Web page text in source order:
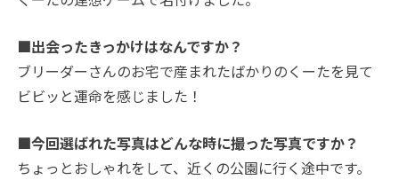
■出会ったきっかけはなんですか？
ブリーダーさんのお宅で産まれたばかりのくーたを見て
ビビッと運命を感じました！
■今回選ばれた写真はどんな時に撮った写真ですか？
ちょっとおしゃれをして、近くの公園に行く途中です。